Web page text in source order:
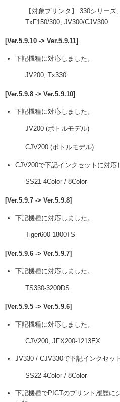
【対象プリンタ】 330シリー
TxF150/300, JV300/CJV300
[Ver.5.9.10 -> Ver.5.9.11]
下記機種に対応しました。
JV200, Tx330
[Ver.5.9.8 -> Ver.5.9.10]
下記機種に対応しました。
JV200 (ボトルモデル)
CJV200 (ボトルモデル)
CJV200で下記インクセットに対応
SS21 4Color / 8Color
[Ver.5.9.7 -> Ver.5.9.8]
下記機種に対応しました。
Tiger600-1800TS
[Ver.5.9.6 -> Ver.5.9.7]
下記機種に対応しました。
TS330-3200DS
[Ver.5.9.5 -> Ver.5.9.6]
下記機種に対応しました。
CJV200, JFX200-1213EX
JV330 / CJV330で下記インクセッ
SS22 4Color / 8Color
下記機種でPICTのプリント履歴に